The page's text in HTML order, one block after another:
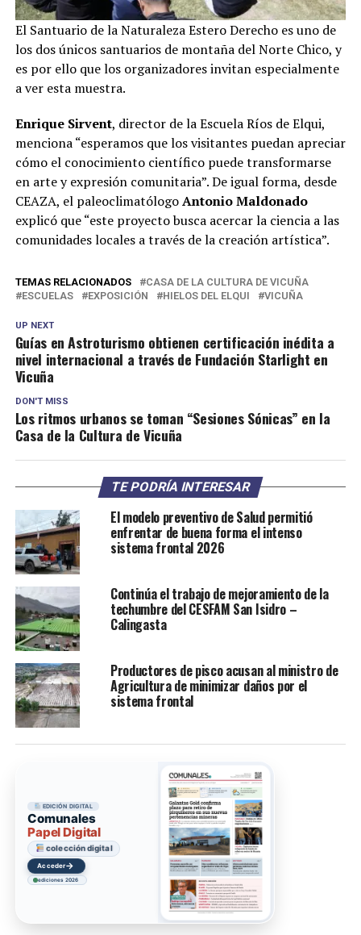
El Santuario de la Naturaleza Estero Derecho es uno de
los dos únicos santuarios de montaña del Norte Chico, y
es por ello que los organizadores invitan especialmente
a ver esta muestra.
Enrique Sirvent, director de la Escuela Ríos de Elqui,
menciona “esperamos que los visitantes puedan apreciar
cómo el conocimiento científico puede transformarse
en arte y expresión comunitaria”. De igual forma, desde
CEAZA, el paleoclimatólogoAntonio Maldonado
explicó que “este proyecto busca acercar la ciencia a las
comunidades locales a través de la creación artística”.
TEMAS RELACIONADOS
CASA DE LA CULTURA DE VICUÑA
ESCUELAS
EXPOSICIÓN HIELOS DEL ELQUI VICUÑA
UP NEXT
Guías en Astroturismo obtienen certificación inédita a
nivel internacional a través de Fundación Starlight en
Vicuña
DON'T MISS
Los ritmos urbanos se toman “Sesiones Sónicas” en la
Casa de la Cultura de Vicuña
TE PODRÍA INTERESAR
El modelo preventivo de Salud permitió
enfrentar de buena forma el intenso
sistema frontal 2026
Continúa el trabajo de mejoramiento de la
techumbre del CESFAM San Isidro –
Calingasta
Productores de pisco acusan al ministro de
Agricultura de minimizar daños por el
sistema frontal
EDICIÓN DIGITAL
Comunales
Papel Digital
colección digital
Acceder→
ediciones 2026